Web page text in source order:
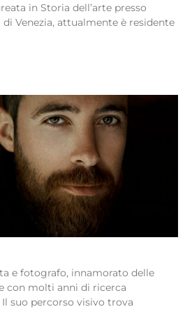
in Storia dell’arte presso
di Venezia, attualmente è residente
e fotografo, innamorato delle
con molti anni di ricerca
suo percorso visivo trova